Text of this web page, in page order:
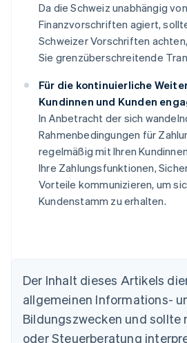
Da die Schweiz unabhängig
Finanzvorschriften agiert,
Schweizer Vorschriften
Sie grenzüberschreitende
Für die kontinuierliche
Kundinnen und Kunden
In Anbetracht der sich
Rahmenbedingungen für
regelmäßig mit Ihren
Ihre Zahlungsfunktionen,
Vorteile kommunizieren, um
Kundenstamm zu erhalten.
Der Inhalt dieses Artikels
allgemeinen Informations-
Bildungszwecken und sollte
oder Steuerberatung
English
Belgien
Nederlands Français Deutsch English
Brasilien